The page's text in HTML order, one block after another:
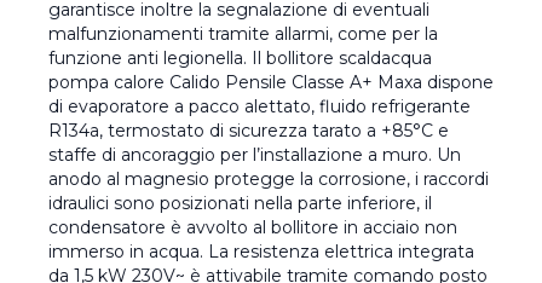
garantisce inoltre la segnalazione di eventuali
malfunzionamenti tramite allarmi, come per la
funzione anti legionella. Il bollitore scaldacqua
pompa calore Calido Pensile Classe A+ Maxa dispone
di evaporatore a pacco alettato, fluido refrigerante
R134a, termostato di sicurezza tarato a +85°C e
staffe di ancoraggio per l’installazione a muro. Un
anodo al magnesio protegge la corrosione, i raccordi
idraulici sono posizionati nella parte inferiore, il
condensatore è avvolto al bollitore in acciaio non
immerso in acqua. La resistenza elettrica integrata
da 1,5 kW 230V~ è attivabile tramite comando posto